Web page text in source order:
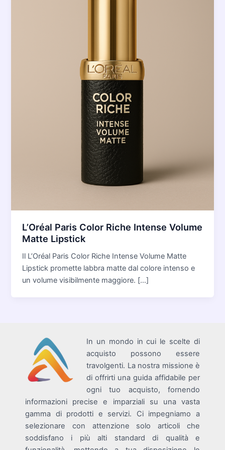
L’Oréal Paris Color Riche Intense Volume
Matte Lipstick
Il L’Oréal Paris Color Riche Intense Volume Matte
Lipstick promette labbra matte dal colore intenso e
un volume visibilmente maggiore. […]
In un mondo in cui le scelte di
acquisto possono essere
travolgenti. La nostra missione è
di offrirti una guida affidabile per
ogni tuo acquisto, fornendo
informazioni precise e imparziali su una vasta
gamma di prodotti e servizi. Ci impegniamo a
selezionare con attenzione solo articoli che
soddisfano i più alti standard di qualità e